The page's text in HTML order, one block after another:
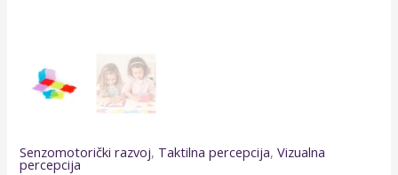
Senzomotorički razvoj, Taktilna percepcija,Vizualna
percepcija